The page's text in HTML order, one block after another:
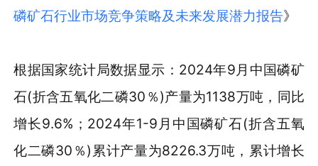
磷矿石行业市场竞争策略及未来发展潜力报告》
根据国家统计局数据显示：2024年9月中国磷矿
石(折含五氧化二磷30％)产量为1138万吨，同比
增长9.6%；2024年1-9月中国磷矿石(折含五氧
化二磷30％)累计产量为8226.3万吨，累计增长